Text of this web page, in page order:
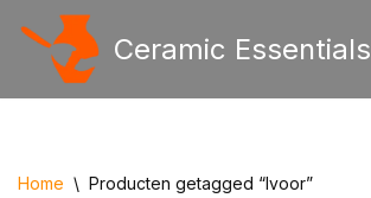
Ceramic Essentials
Home \ Producten getagged “Ivoor”